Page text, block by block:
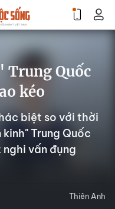
Quốc
kéo
biệt so với thời
Trung Quốc
nghi vấn đụng
Thiên Anh